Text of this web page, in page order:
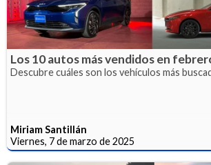
Los 10 autos más vendidos en
Descubre cuáles son los vehículos más
Miriam Santillán
Viernes, 7 de marzo de 2025